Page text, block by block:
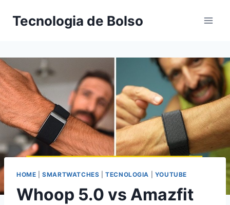
Tecnologia de Bolso
HOME |SMARTWATCHES |TECNOLOGIA YOUTUBE
Whoop 5.0 vs Amazfit